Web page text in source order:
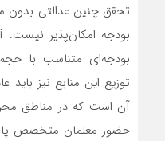
تحقق چنین عدالتی بدون
بودجه امکان‌پذیر نیست.
بودجه‌ای متناسب با
توزیع این منابع نیز باید
آن است که در مناطق
حضور معلمان متخصص